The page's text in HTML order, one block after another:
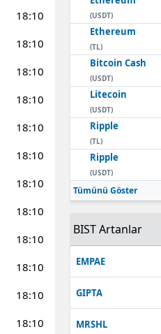
18:10
18:10
18:10
18:10
18:10
18:10
18:10
18:10
18:10
18:10
18:10
18:10
(USDT)
Ethereum
(TL)
Bitcoin Cash
(USDT)
Litecoin
(USDT)
Ripple
(TL)
Ripple
(USDT)
Tümünü Göster
BIST Artanlar
EMPAE
GIPTA
MRSHL